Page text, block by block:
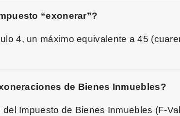
“exonerar”?
4, un máximo equivalente a 45
de Bienes Inmuebles?
Impuesto de Bienes Inmuebles (F-